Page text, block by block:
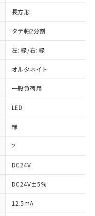
長方形
タテ軸2分割
左: 緑/右: 緑
オルタネイト
一般負荷用
LED
緑
2
DC24V
DC24V±5%
12.5mA